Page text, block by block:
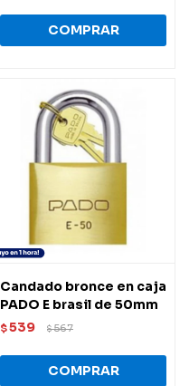
Candado bronce en caja
PADO E brasil de 50mm
$539 $567